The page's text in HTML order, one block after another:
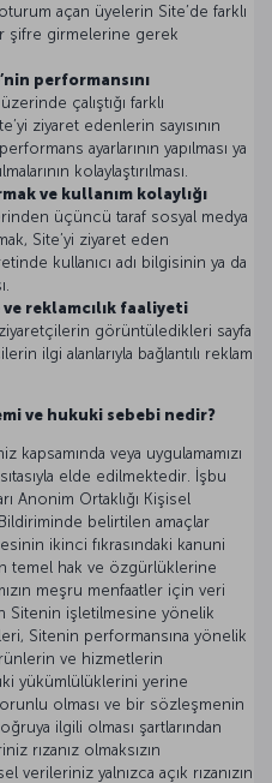
açan üyelerin Site’de farklı
şifre girmelerine gerek
performansını
çalıştığı farklı
ziyaret edenlerin sayısının
ayarlarının yapılması ya
kolaylaştırılması.
ve kullanım kolaylığı
üçüncü taraf sosyal medya
Site’yi ziyaret eden
kullanıcı adı bilgisinin ya da
reklamcılık faaliyeti
görüntüledikleri sayfa
ilgi alanlarıyla bağlantılı reklam
ve hukuki sebebi nedir?
veya uygulamamızı
elde edilmektedir. İşbu
Anonim Ortaklığı Kişisel
belirtilen amaçlar
ikinci fıkrasındaki kanuni
temel hak ve özgürlüklerine
meşru menfaatler için veri
Sitenin işletilmesine yönelik
Sitenin performansına yönelik
ve hizmetlerin
yükümlülüklerini yerine
olması ve bir sözleşmenin
ilgili olması şartlarından
rızanız olmaksızın
yalnızca açık rızanızın